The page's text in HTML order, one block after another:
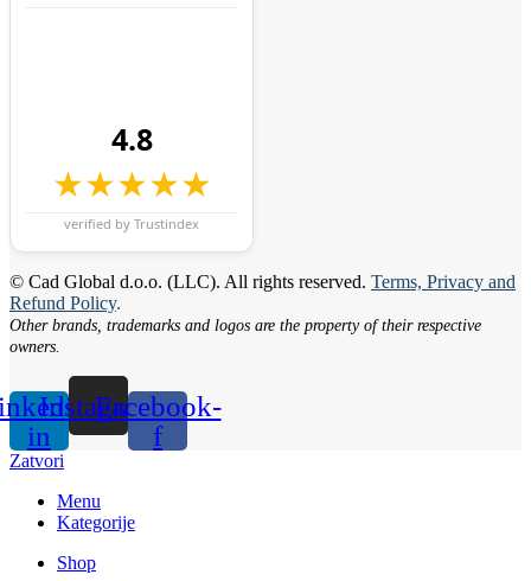
4.8
★★★★★
verified by Trustindex
© Cad Global d.o.o. (LLC). All rights reserved. Terms, Privacy and
Refund Policy.
Other brands, trademarks and logos are the property of their respective
owners.
in
Instagram
Facebook-
f
Zatvori
Menu
Kategorije
Shop